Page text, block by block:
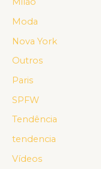
Moda
Nova York
Outros
Paris
SPFW
Tendência
tendencia
Vídeos